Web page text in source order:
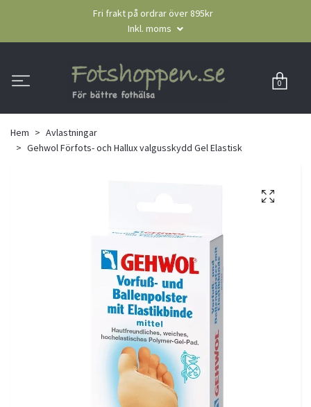
Fri frakt på ordrar över 895kr
Inkl. moms
0
Hem
Avlastningar
Gehwol Förfots- och Hallux valgusskydd Gel Elastisk